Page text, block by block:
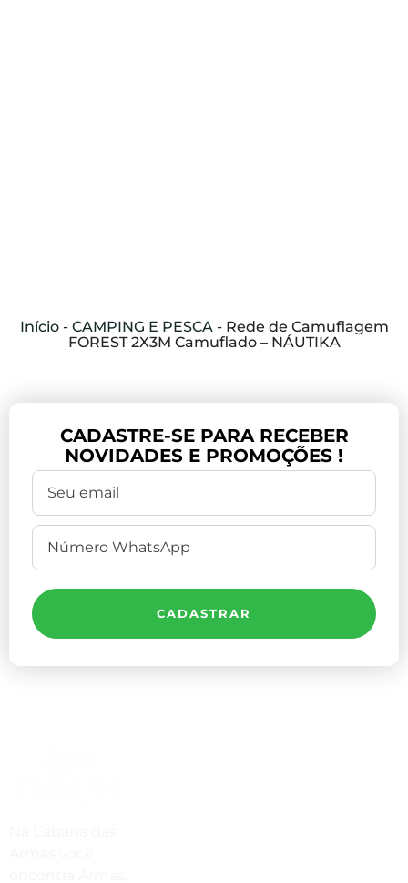
Início- CAMPING E PESCA- Rede de Camuflagem
FOREST 2X3M Camuflado – NÁUTIKA
CADASTRE-SE PARA RECEBER
NOVIDADES E PROMOÇÕES !
CADASTRAR